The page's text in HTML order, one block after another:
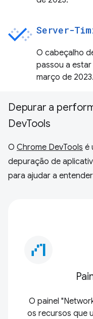
Server-
O cabeçalho
passou a
março de 2023.
Depurar a
DevTools
O Chrome DevTools é
depuração de
para ajudar a
waterfall_chart
O painel
os recursos que